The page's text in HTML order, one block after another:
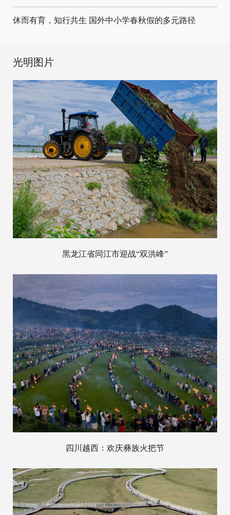
休而有育，知行共生 国外中小学春秋假的多元路径
光明图片
黑龙江省同江市迎战“双洪峰”
四川越西：欢庆彝族火把节